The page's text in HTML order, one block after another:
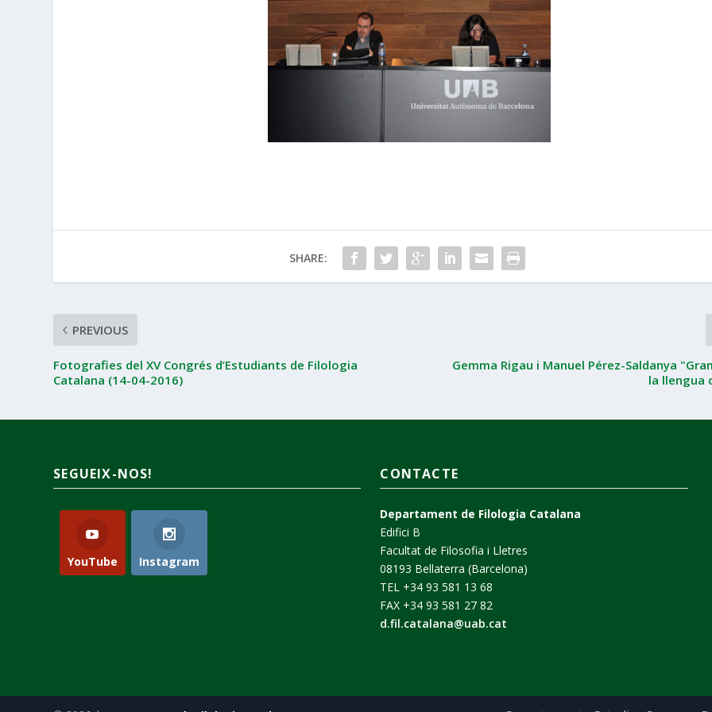
SHARE:
PREVIOUS
Fotografies del XV Congrés d’Estudiants de Filologia
Catalana (14-04-2016)
Gemma Rigau i Manuel Pérez-Saldanya
la llengua
SEGUEIX-NOS!
YouTube Instagram
CONTACTE
Departament de Filologia Catalana
Edifici B
Facultat de Filosofia i Lletres
08193 Bellaterra (Barcelona)
TEL +34 93 581 13 68
FAX +34 93 581 27 82
d.fil.catalana@uab.cat